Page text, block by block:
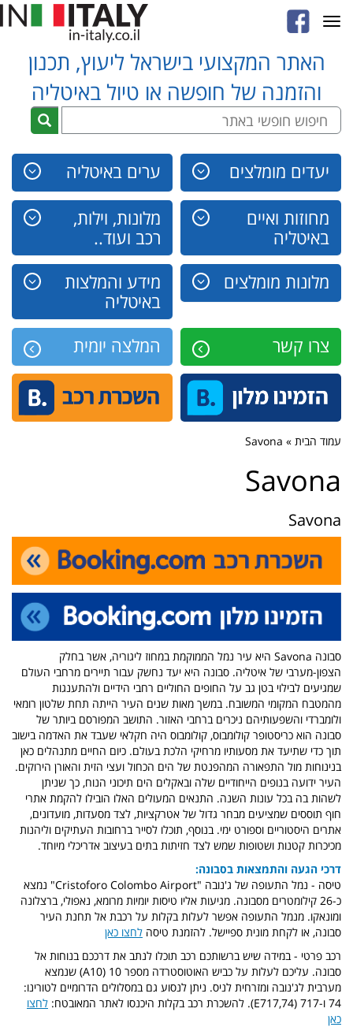
האתר המקצועי בישראל ליעוץ, תכנון
והזמנה של חופשה או טיול באיטליה
יעדים מומלצים ערים באיטליה
מחוזות ואיים
באיטליה
מלונות, וילות,
רכב ועוד..
מלונות מומלצים
מידע והמלצות
באיטליה
צרו קשר
המלצה יומית
Toggle
navigation
עמוד הבית » Savona
Savona
Savona
סבונה Savona היא עיר נמל הממוקמת במחוז ליגוריה, אשר בחלק
הצפון-מערבי של איטליה. סבונה היא יעד נחשק עבור תיירים מרחבי העולם
שמגיעים לבילוי בטן גב על החופים החוליים רחבי הידיים ולהתענגות
מהמטבח המקומי המשובח. במשך מאות שנים העיר הייתה תחת שלטון רומאי
ולומברדי והשפעותיהם ניכרים ברחבי האזור. התושב המפורסם ביותר של
סבונה הוא כריסטופר קולומבוס, קולומבוס היה חקלאי שעבד את האדמה בישוב
תוך כדי שתיעד את מסעותיו מרחיקי הלכת בעולם. כיום החיים מתנהלים כאן
בנינוחות מול התפאורה המהפנטת של הים הכחול ועצי הזית והאורן הירוקים.
העיר ידועה בנופים הייחודיים שלה ובאקלים הים תיכוני הנוח, כך שניתן
לשהות בה בכל עונות השנה. התנאים המעולים האלו הובילו להקמת אתרי
חוף תוססים שמציעים מבחר גדול של אטרקציות, לצד מסעדות, מועדונים,
אתרים היסטוריים וספורט ימי. בנוסף, תוכלו לסייר ברחובות העתיקים וליהנות
מכיכרות קטנות ושטופות שמש לצד חזיתות בתים בעיצוב אדריכלי מיוחד.
דרכי הגעה והתמצאות בסבונה:
טיסה - נמל התעופה של ג'נובה "Cristoforo Colombo Airport" נמצא
כ-26 קילומטרים מסבונה. מגיעות אליו טיסות יומיות מרומא, נאפולי, ברצלונה
ומונאקו. מנמל התעופה אפשר לעלות בקלות על רכבת אל תחנת העיר
סבונה, או לקחת מונית ספיישל. להזמנת טיסה לחצו כאן
רכב פרטי - במידה שיש ברשותכם רכב תוכלו לנתב את דרככם בנוחות אל
סבונה. עליכם לעלות על כביש האוטוסטרדה מספר 10 (A10) שנמצא
מערבית לג'נובה ומזרחית לניס. ניתן לנסוע גם במסלולים הדרומיים לטורינו:
74 ו-717 (74,E717). להשכרת רכב בקלות היכנסו לאתר המאובטח:
לחצו
כאן